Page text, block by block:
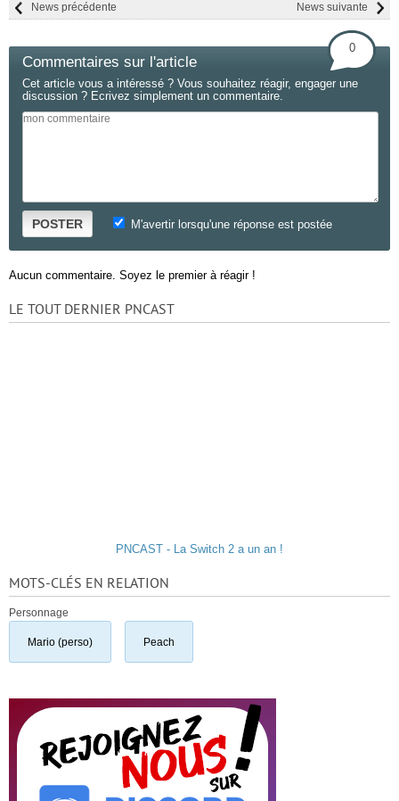
News suivante
News précédente
Commentaires sur l'article
0
Cet article vous a intéressé ? Vous souhaitez réagir, engager une
discussion ? Ecrivez simplement un commentaire.
POSTER M'avertir lorsqu'une réponse est postée
Aucun commentaire. Soyez le premier à réagir !
LE TOUT DERNIER PNCAST
PNCAST - La Switch 2 a un an !
MOTS-CLÉS EN RELATION
Personnage
Mario (perso) Peach